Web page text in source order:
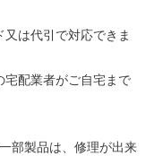
又は代引で対応できま
宅配業者がご自宅まで
部製品は、修理が出来